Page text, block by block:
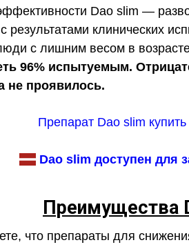
Dao slim —
результатами клинических
с лишним весом в
96% испытуемым.
не проявилось.
Dao slim доступен для
Преимущества
что препараты для